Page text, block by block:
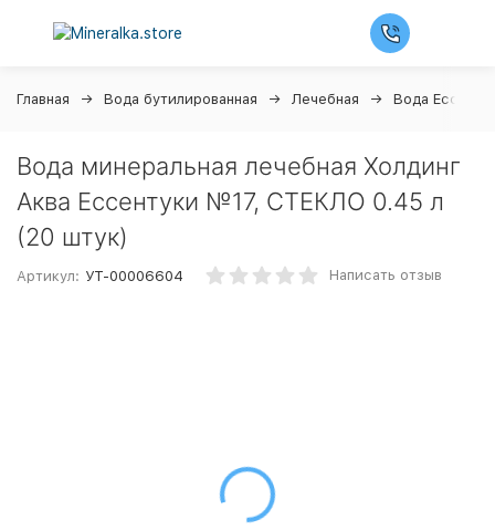
Главная Вода бутилированная Лечебная Вода
Вода минеральная лечебная Холдинг
Аква Ессентуки №17, СТЕКЛО 0.45 л
(20 штук)
Артикул: УТ-00006604 Написать отзыв